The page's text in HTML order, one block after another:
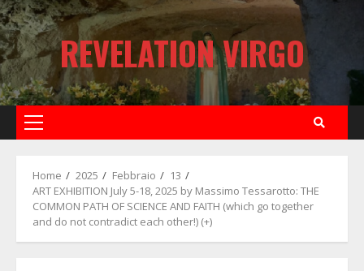
Skip
to
content
REVELATION VIRGO
Primary
Home 2025 Febbraio
13
ART EXHIBITION July 5-18, 2025 by Massimo Tessarotto: THE
COMMON PATH OF SCIENCE AND FAITH (which go together
and do not contradict each other!) (+)